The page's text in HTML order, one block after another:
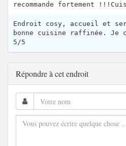
recommande fortement
Endroit cosy, accueil et
bonne cuisine raffinée. Je
5/5
Répondre à cet endroit